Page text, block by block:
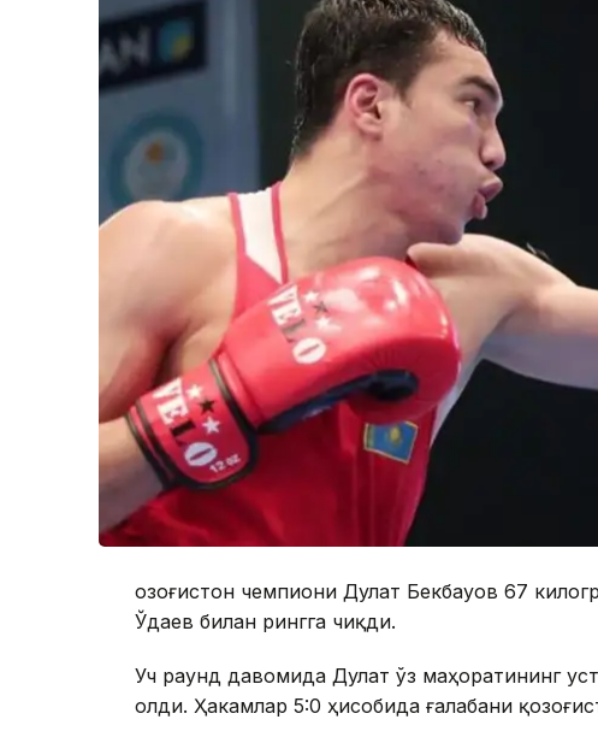
Қозоғистон чемпиони Дулат Бекбауов 67
Ўдаев билан рингга чиқди.
Уч раунд давомида Дулат ўз маҳоратининг
олди. Ҳакамлар 5:0 ҳисобида ғалабани